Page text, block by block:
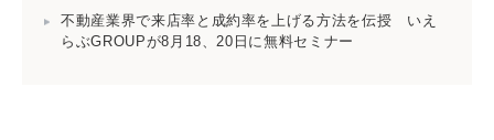
不動産業界で来店率と成約率を上げる方法を伝授 いえ
らぶGROUPが8月18、20日に無料セミナー